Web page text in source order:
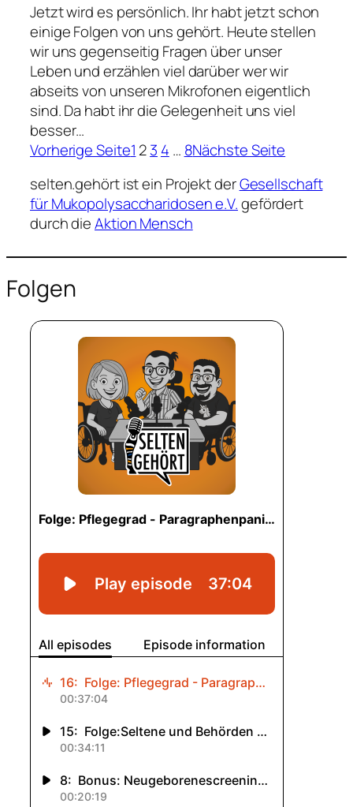
Jetzt wird es persönlich. Ihr habt jetzt schon
einige Folgen von uns gehört. Heute stellen
wir uns gegenseitig Fragen über unser
Leben und erzählen viel darüber wer wir
abseits von unseren Mikrofonen eigentlich
sind. Da habt ihr die Gelegenheit uns viel
besser…
Vorherige Seite1 23 4 … 8Nächste Seite
selten.gehört ist ein Projekt derGesellschaft
für Mukopolysaccharidosen e.V.gefördert
durch dieAktion Mensch
Folgen